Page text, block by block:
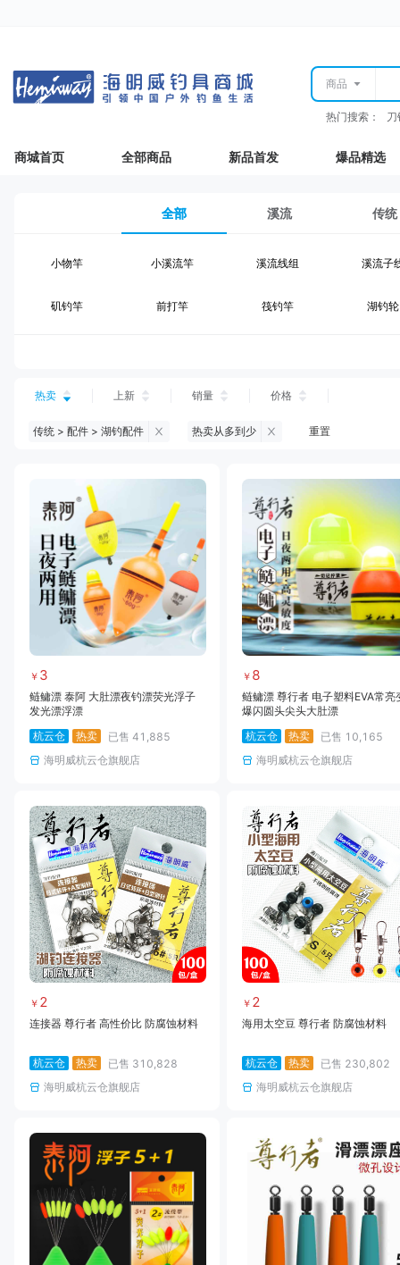
商品
热门搜索：
商城首页 全部商品 新品首发 爆品精选
全部 溪流 传统
小物竿 小溪流竿 溪流线组 溪流子
矶钓竿 前打竿 筏钓竿 湖钓轮
台钓仕挂 台钓钩
钓鱼伞 台钓服饰 台钓装备
黑坑配件 黑坑钓灯 黑坑网
黑坑饵料 马口竿 路亚竿 雷强竿
路亚装备 海钓竿 海钓轮 海钓线
热卖 上新 销量 价格
传统 > 配件 > 湖钓配件 热卖从多到少 重置
￥ 3
鲢鳙漂 泰阿 大肚漂夜钓漂荧光浮子
发光漂浮漂
杭云仓
热卖 已售 41,885
海明威杭云仓旗舰店
￥ 8
鲢鳙漂 尊行者 电子塑料EVA常亮
爆闪圆头尖头大肚漂
杭云仓
热卖 已售 10,165
海明威杭云仓旗舰店
￥ 2
连接器 尊行者 高性价比 防腐蚀材料
杭云仓 热卖 已售 310,828
海明威杭云仓旗舰店
￥ 2
海用太空豆 尊行者 防腐蚀材料
杭云仓 热卖 已售 230,802
海明威杭云仓旗舰店